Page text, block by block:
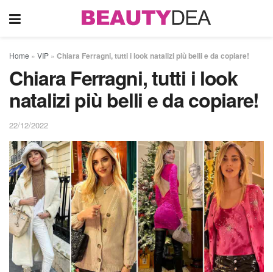
Home » VIP » Chiara Ferragni, tutti i look natalizi più belli e da copiare!
Chiara Ferragni, tutti i look
natalizi più belli e da copiare!
22/12/2022